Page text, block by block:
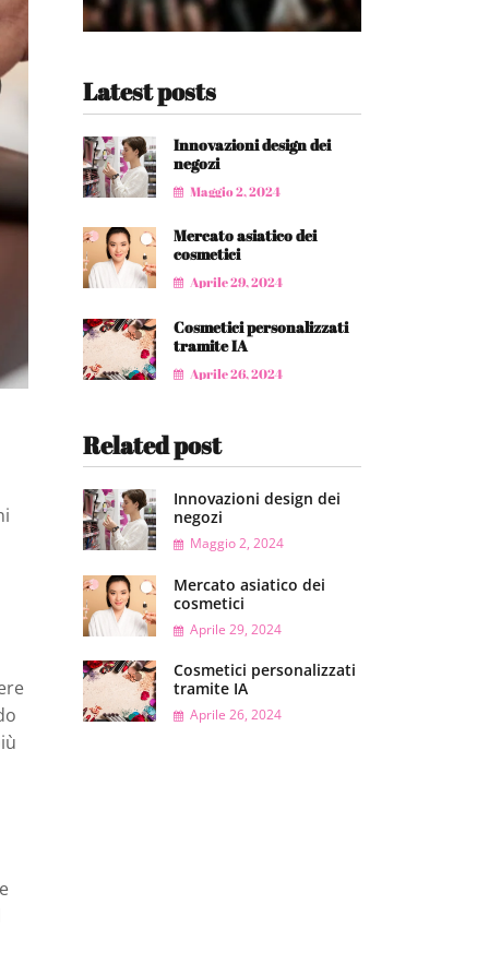
Latest posts
Innovazioni design dei
negozi
Maggio 2, 2024
Mercato asiatico dei
cosmetici
Aprile 29, 2024
Cosmetici personalizzati
tramite IA
Aprile 26, 2024
Related post
Innovazioni design dei
negozi
Maggio 2, 2024
Mercato asiatico dei
cosmetici
Aprile 29, 2024
Cosmetici personalizzati
tramite IA
Aprile 26, 2024